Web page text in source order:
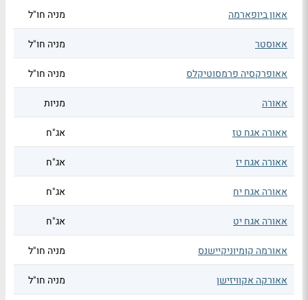
אאון ביופארמה מניה חו"ל
אאוסטר מניה חו"ל
אאופרקסיה פרמסוטיקלס מניה חו"ל
אאורה מניות
אאורה אגח טז אג"ח
אאורה אגח יז אג"ח
אאורה אגח יח אג"ח
אאורה אגח יט אג"ח
אאורמה קומיוניקיישנס מניה חו"ל
אאורקה אקוויזישן מניה חו"ל